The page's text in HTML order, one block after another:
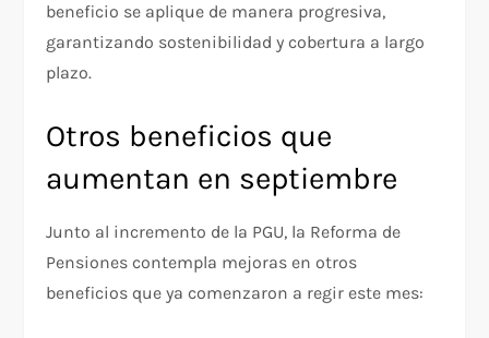
beneficio se aplique de manera progresiva,
garantizando sostenibilidad y cobertura a largo
plazo.
Otros beneficios que
aumentan en septiembre
Junto al incremento de la PGU, la Reforma de
Pensiones contempla mejoras en otros
beneficios que ya comenzaron a regir este mes: